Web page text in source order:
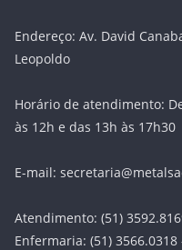
Endereço: Av. David
Leopoldo
Horário de atendimento:
às 12h e das 13h às 17h30
E-mail:
Atendimento: (51)
Enfermaria: (51)